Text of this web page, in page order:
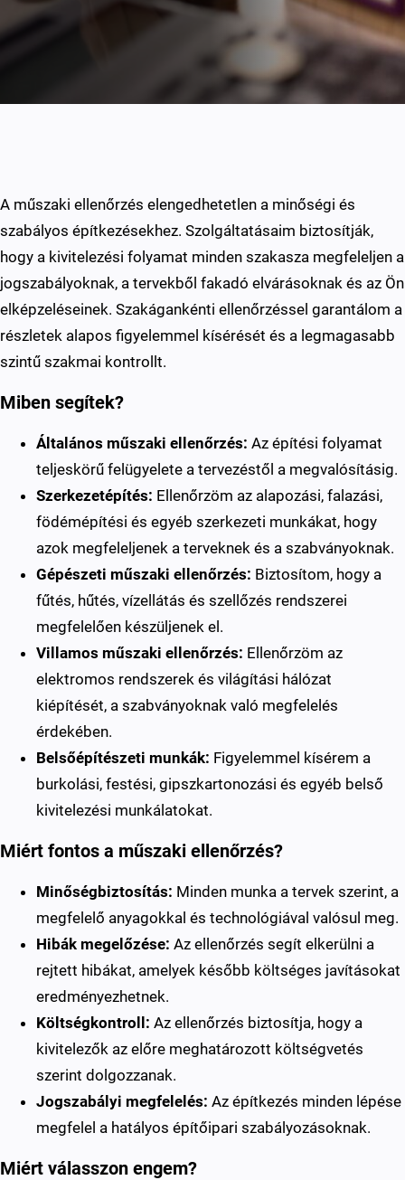
A műszaki ellenőrzés elengedhetetlen a minőségi és
szabályos építkezésekhez. Szolgáltatásaim biztosítják,
hogy a kivitelezési folyamat minden szakasza megfeleljen a
jogszabályoknak, a tervekből fakadó elvárásoknak és az Ön
elképzeléseinek. Szakágankénti ellenőrzéssel garantálom a
részletek alapos figyelemmel kísérését és a legmagasabb
szintű szakmai kontrollt.
Miben segítek?
Általános műszaki ellenőrzés: Az építési folyamat
teljeskörű felügyelete a tervezéstől a megvalósításig.
Szerkezetépítés: Ellenőrzöm az alapozási, falazási,
födémépítési és egyéb szerkezeti munkákat, hogy
azok megfeleljenek a terveknek és a szabványoknak.
Gépészeti műszaki ellenőrzés: Biztosítom, hogy a
fűtés, hűtés, vízellátás és szellőzés rendszerei
megfelelően készüljenek el.
Villamos műszaki ellenőrzés: Ellenőrzöm az
elektromos rendszerek és világítási hálózat
kiépítését, a szabványoknak való megfelelés
érdekében.
Belsőépítészeti munkák: Figyelemmel kísérem a
burkolási, festési, gipszkartonozási és egyéb belső
kivitelezési munkálatokat.
Miért fontos a műszaki ellenőrzés?
Minőségbiztosítás: Minden munka a tervek szerint, a
megfelelő anyagokkal és technológiával valósul meg.
Hibák megelőzése: Az ellenőrzés segít elkerülni a
rejtett hibákat, amelyek később költséges javításokat
eredményezhetnek.
Költségkontroll: Az ellenőrzés biztosítja, hogy a
kivitelezők az előre meghatározott költségvetés
szerint dolgozzanak.
Jogszabályi megfelelés: Az építkezés minden lépése
megfelel a hatályos építőipari szabályozásoknak.
Miért válasszon engem?